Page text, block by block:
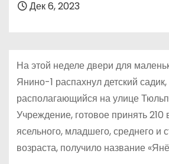
Дек 6, 2023
На этой неделе двери для
Янино-1 распахнул детский садик,
располагающийся на улице
Учреждение, готовое принять 210
ясельного, младшего, среднего и
возраста, получило название